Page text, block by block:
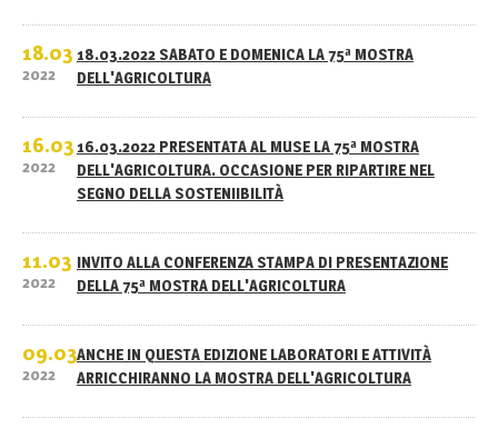
18.03
2022
18.03.2022 SABATO E DOMENICA LA 75ª MOSTRA
DELL'AGRICOLTURA
16.03
2022
16.03.2022 PRESENTATA AL MUSE LA 75ª MOSTRA
DELL'AGRICOLTURA. OCCASIONE PER RIPARTIRE NEL
SEGNO DELLA SOSTENIIBILITÀ
11.03
2022
INVITO ALLA CONFERENZA STAMPA DI PRESENTAZIONE
DELLA 75ª MOSTRA DELL'AGRICOLTURA
09.03
2022
ANCHE IN QUESTA EDIZIONE LABORATORI E ATTIVITÀ
ARRICCHIRANNO LA MOSTRA DELL'AGRICOLTURA